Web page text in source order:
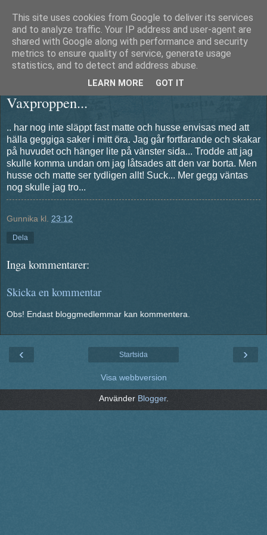
Äventyrshunden Diesel
Vaxproppen...
.. har nog inte släppt fast matte och husse envisas med att
hälla geggiga saker i mitt öra. Jag går fortfarande och skakar
på huvudet och hänger lite på vänster sida... Trodde att jag
skulle komma undan om jag låtsades att den var borta. Men
husse och matte ser tydligen allt! Suck... Mer gegg väntas
nog skulle jag tro...
Gunnika kl. 23:12
Dela
Inga kommentarer:
Skicka en kommentar
Obs! Endast bloggmedlemmar kan kommentera.
‹ ›
Startsida
Visa webbversion
Använder Blogger.
This site uses cookies from Google to deliver its services
and to analyze traffic. Your IP address and user-agent are
shared with Google along with performance and security
metrics to ensure quality of service, generate usage
statistics, and to detect and address abuse.
LEARN MORE GOT IT